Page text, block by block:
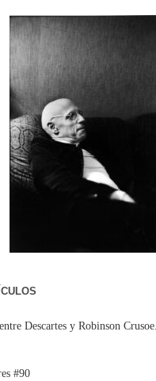
Descartes y Robinson
#90